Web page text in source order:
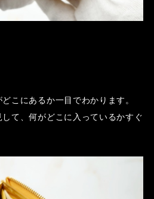
こにあるか一目でわかります。
て、何がどこに入っているかすぐ